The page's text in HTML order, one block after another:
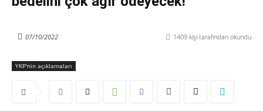
07/10/2022 1409 kişi tarafından okundu
YKP'nin açıklamaları